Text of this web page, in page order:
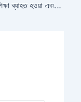
বাংলাদেশে বন্যা: শিশুদের শিক্ষা ব্যাহত হওয়া এবং এর সমাধানের উপায়